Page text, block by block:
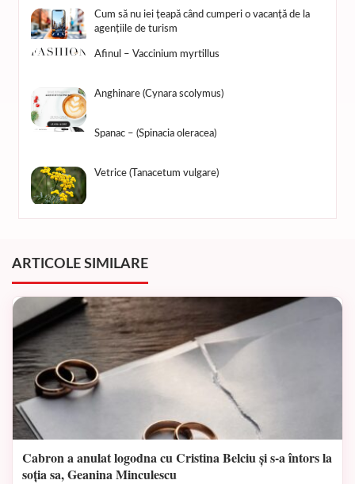
Cum să nu iei țeapă când cumperi o vacanță de la
agențiile de turism
Afinul – Vaccinium myrtillus
Anghinare (Cynara scolymus)
Spanac – (Spinacia oleracea)
Vetrice (Tanacetum vulgare)
ARTICOLE SIMILARE
Cabron a anulat logodna cu Cristina Belciu și s-a întors la
soția sa, Geanina Minculescu